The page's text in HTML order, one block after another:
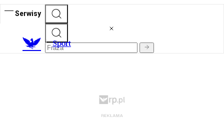
Serwisy
Sport